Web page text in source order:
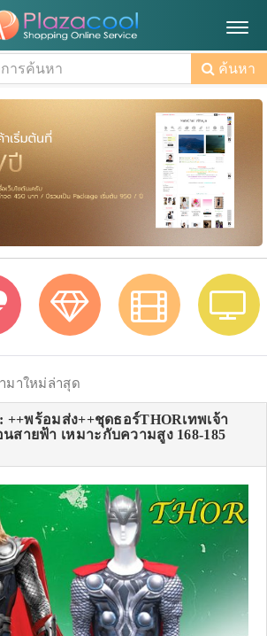
ค้นหา
มาใหม่ล่าสุด
++พร้อมส่ง++ชุดธอร์THORเทพเจ้า
สายฟ้า เหมาะกับความสูง 168-185